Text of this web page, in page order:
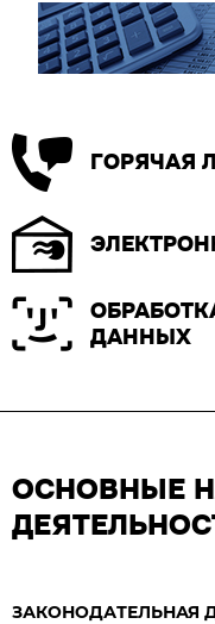
ГОРЯЧАЯ
ДАННЫХ
ОСНОВНЫЕ
ЗАКОНОДАТЕЛЬНАЯ